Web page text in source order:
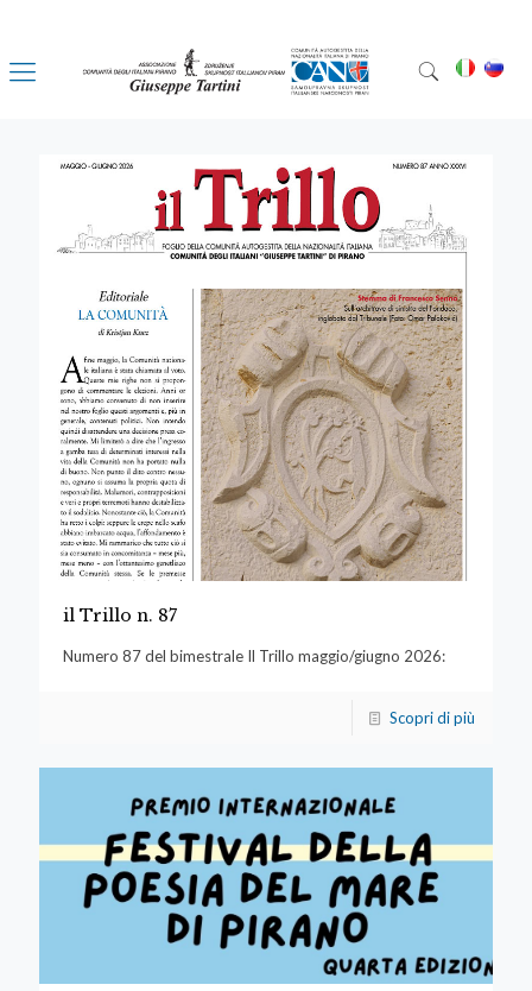
il Trillo n. 87
Numero 87 del bimestrale Il Trillo maggio/giugno 2026:
Scopri di più